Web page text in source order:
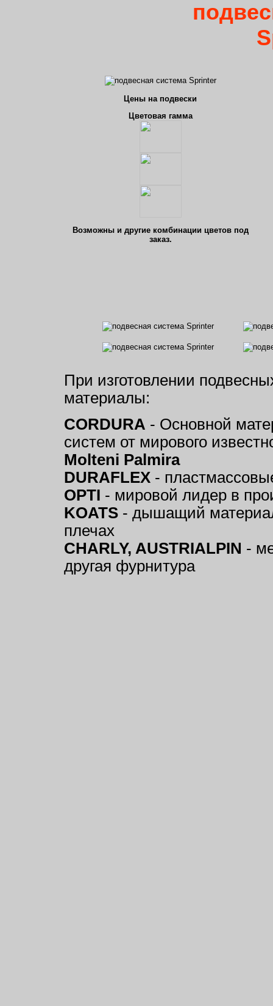
Цены на подвески
Цветовая гамма
Возможны и другие комбинации цветов под
заказ.
При изготовлении
материалы:
CORDURA - Основной
систем от мирового
Molteni Palmira
DURAFLEX -
OPTI - мировой лидер в
KOATS - дышащий
плечах
CHARLY, AUSTRIALPIN -
другая фурнитура